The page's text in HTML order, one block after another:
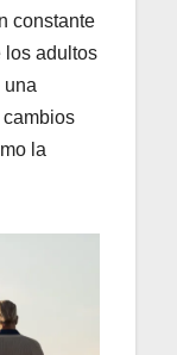
constante
los adultos
una
la